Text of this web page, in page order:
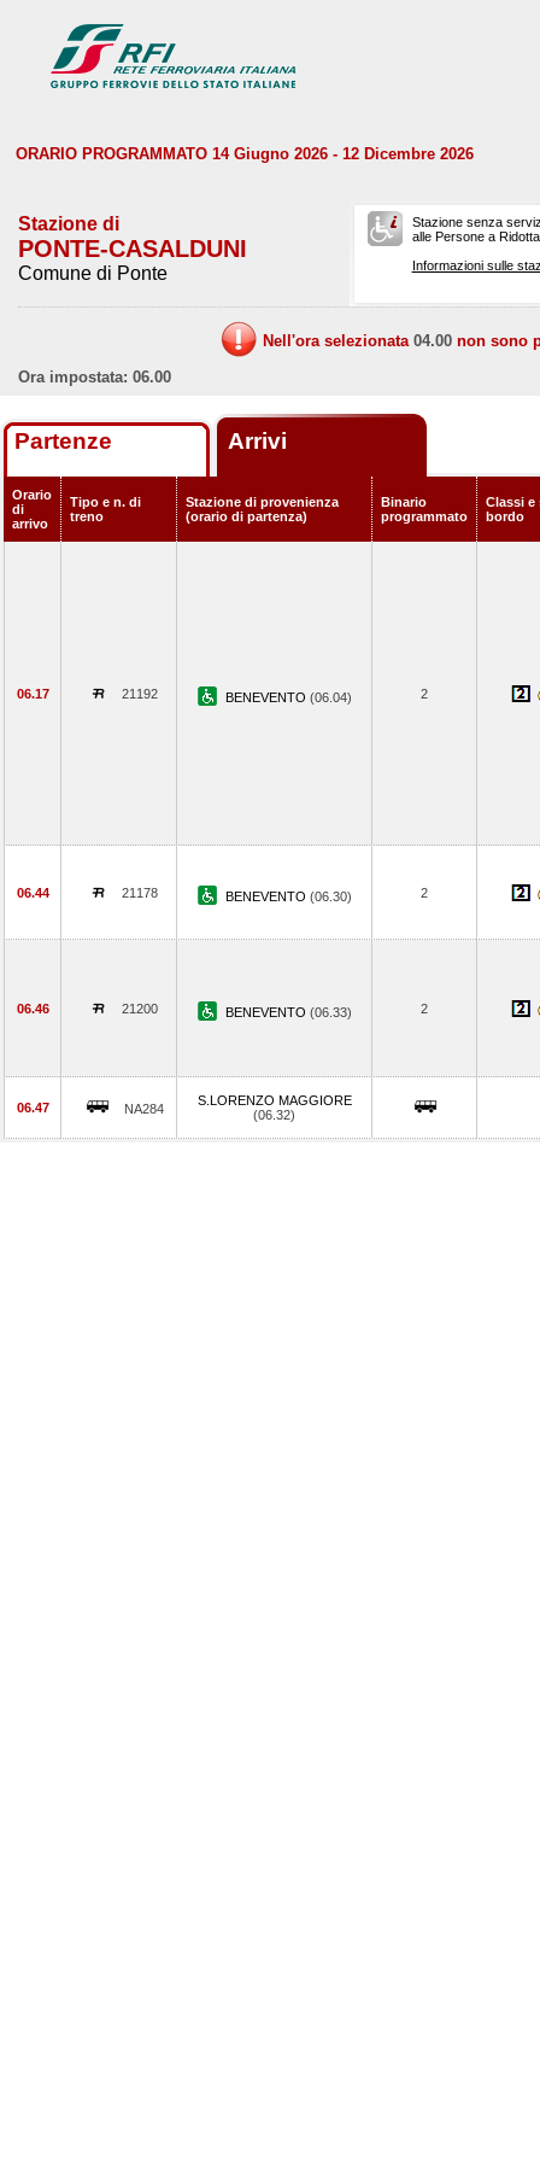
ORARIO PROGRAMMATO 14 Giugno 2026 - 12 Dicembre 2026
Stazione di
PONTE-CASALDUNI
Comune di Ponte
Stazione senza
alle Persone a
Informazioni sulle
Nell'ora selezionata 04.00 non sono
Ora impostata: 06.00
Partenze Arrivi
Orario
di
arrivo
Tipo e n. di
treno
Stazione di provenienza
(orario di partenza)
Binario
programmato
Classi e
bordo
06.17 21192 BENEVENTO (06.04) 2
06.44 21178 BENEVENTO (06.30) 2
06.46 21200 BENEVENTO (06.33) 2
06.47 NA284
S.LORENZO MAGGIORE
(06.32)